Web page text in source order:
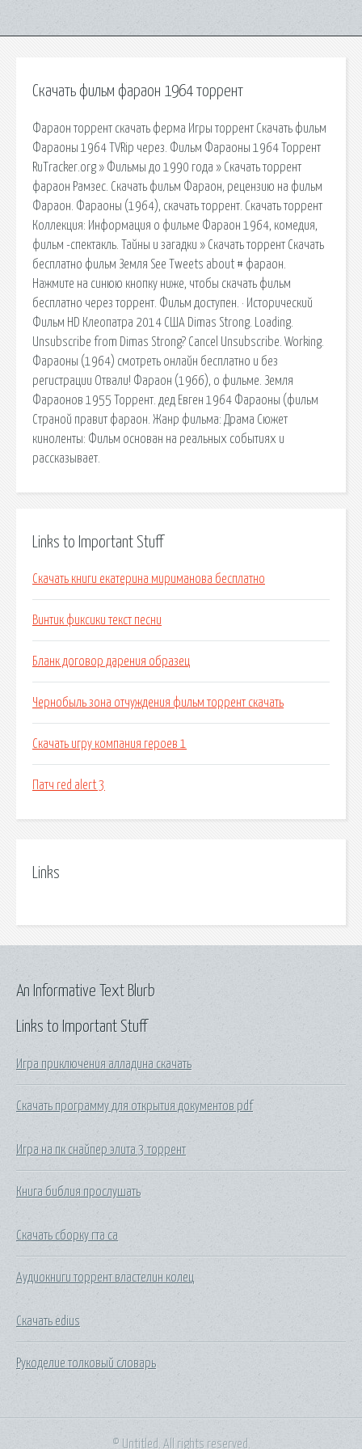
Скачать фильм фараон 1964 торрент
Фараон торрент скачать ферма Игры торрент Скачать фильм
Фараоны 1964 TVRip через. Фильм Фараоны 1964 Торрент
RuTracker.org » Фильмы до 1990 года » Скачать торрент
фараон Рамзес. Скачать фильм Фараон, рецензию на фильм
Фараон. Фараоны (1964), скачать торрент. Скачать торрент
Коллекция: Информация о фильме Фараон 1964, комедия,
фильм -спектакль. Тайны и загадки » Скачать торрент Скачать
бесплатно фильм Земля See Tweets about # фараон.
Нажмите на синюю кнопку ниже, чтобы скачать фильм
бесплатно через торрент. Фильм доступен. · Исторический
Фильм HD Клеопатра 2014 США Dimas Strong. Loading.
Unsubscribe from Dimas Strong? Cancel Unsubscribe. Working.
Фараоны (1964) смотреть онлайн бесплатно и без
регистрации Отвали! Фараон (1966), о фильме. Земля
Фараонов 1955 Торрент. дед Евген 1964 Фараоны (фильм
Страной правит фараон. Жанр фильма: Драма Сюжет
киноленты: Фильм основан на реальных событиях и
рассказывает.
Links to Important Stuff
Скачать книги екатерина мириманова бесплатно
Винтик фиксики текст песни
Бланк договор дарения образец
Чернобыль зона отчуждения фильм торрент скачать
Скачать игру компания героев 1
Патч red alert 3
Links
Links to Important Stuff
Игра приключения алладина скачать
Скачать программу для открытия документов pdf
Игра на пк снайпер элита 3 торрент
Книга библия прослушать
Скачать сборку гта са
Аудиокниги торрент властелин колец
Скачать edius
Рукоделие толковый словарь
An Informative Text Blurb
© Untitled. All rights reserved.